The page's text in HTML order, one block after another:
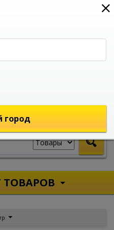
0
ТОВАРОВ
город